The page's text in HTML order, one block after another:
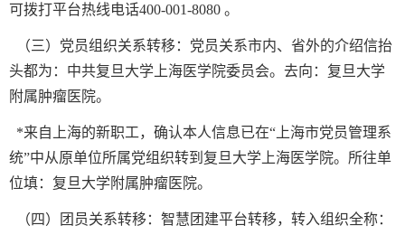
可拨打平台热线电话400-001-8080 。
（三）党员组织关系转移：党员关系市内、省外的介绍信抬
头都为：中共复旦大学上海医学院委员会。去向：复旦大学
附属肿瘤医院。
*来自上海的新职工，确认本人信息已在“上海市党员管理系
统”中从原单位所属党组织转到复旦大学上海医学院。所往单
位填：复旦大学附属肿瘤医院。
（四）团员关系转移：智慧团建平台转移，转入组织全称：